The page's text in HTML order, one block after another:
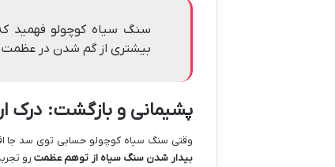
سنگ سیاه کوچولو فهمید
بیشتری از گم شدن در عظمت
پشیمانی و بازگشت: درک
وقتی سنگ سیاه کوچولو حسابی توی سد جا
بیدار شدن سنگ سیاه از توهم عظمترو